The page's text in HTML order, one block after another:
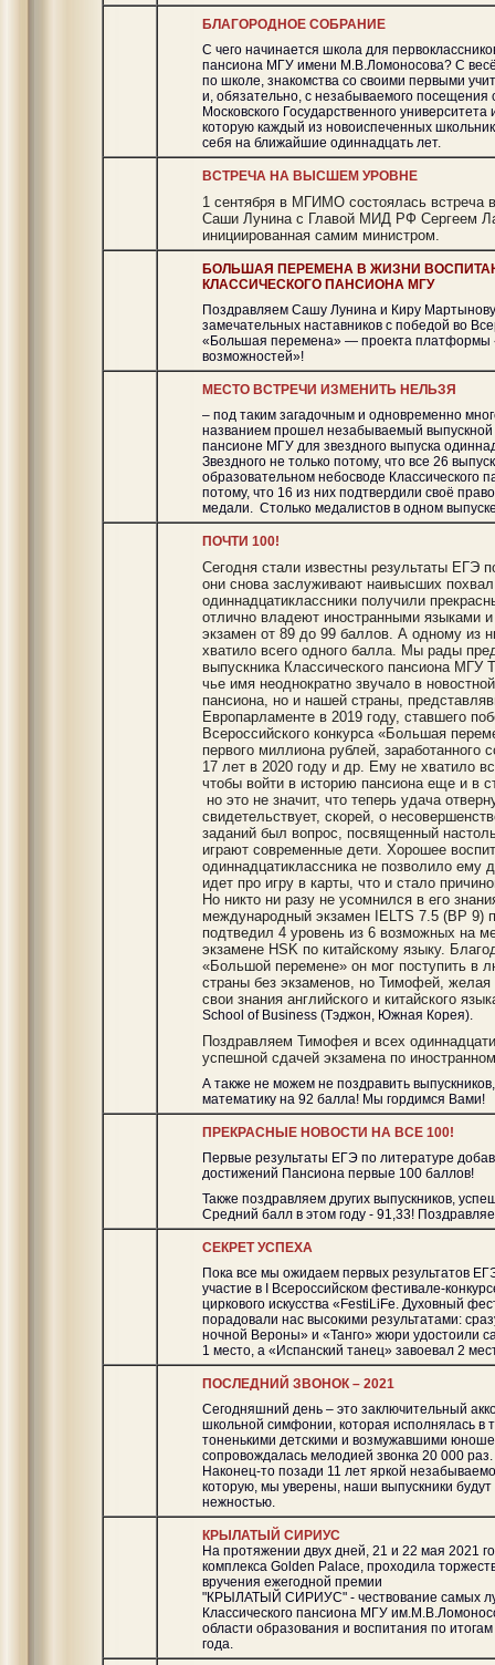
БЛАГОРОДНОЕ СОБРАНИЕ
С чего начинается школа для
пансиона МГУ имени М.В.Ломоносова? С
по школе, знакомства со своими первыми
и, обязательно, с незабываемого посещения
Московского Государственного
которую каждый из новоиспеченных
себя на ближайшие одиннадцать лет.
ВСТРЕЧА НА ВЫСШЕМ УРОВНЕ
1 сентября в МГИМО состоялась встреча
Саши Лунина с Главой МИД РФ Сергеем
инициированная самим министром.
БОЛЬШАЯ ПЕРЕМЕНА В ЖИЗНИ
КЛАССИЧЕСКОГО ПАНСИОНА МГУ
Поздравляем Сашу Лунина и Киру
замечательных наставников с победой во
«Большая перемена» — проекта платформы
возможностей»!
МЕСТО ВСТРЕЧИ ИЗМЕНИТЬ НЕЛЬЗЯ
– под таким загадочным и одновременно
названием прошел незабываемый выпускной
пансионе МГУ для звездного выпуска
Звездного не только потому, что все 26
образовательном небосводе Классического
потому, что 16 из них подтвердили своё
медали. Столько медалистов в одном
ПОЧТИ 100!
Сегодня стали известны результаты ЕГЭ
они снова заслуживают наивысших
одиннадцатиклассники получили
отлично владеют иностранными языками
экзамен от 89 до 99 баллов. А одному из
хватило всего одного балла. Мы рады
выпускника Классического пансиона МГУ
чье имя неоднократно звучало в
пансиона, но и нашей страны,
Европарламенте в 2019 году, ставшего
Всероссийского конкурса «Большая
первого миллиона рублей, заработанного
17 лет в 2020 году и др. Ему не хватило
чтобы войти в историю пансиона еще и в
но это не значит, что теперь удача
свидетельствует, скорей, о
заданий был вопрос, посвященный
играют современные дети. Хорошее
одиннадцатиклассника не позволило ему
идет про игру в карты, что и стало
Но никто ни разу не усомнился в его
международный экзамен IELTS 7.5 (BP 9)
подтведил 4 уровень из 6 возможных на
экзамене HSK по китайскому языку.
«Большой перемене» он мог поступить в
страны без экзаменов, но Тимофей, желая
свои знания английского и китайского
School of Business (Тэджон, Южная Корея).
Поздравляем Тимофея и всех
успешной сдачей экзамена по
А также не можем не поздравить
математику на 92 балла! Мы гордимся Вами!
ПРЕКРАСНЫЕ НОВОСТИ НА ВСЕ 100!
Первые результаты ЕГЭ по литературе
достижений Пансиона первые 100 баллов!
Также поздравляем других выпускников,
Средний балл в этом году - 91,33!
СЕКРЕТ УСПЕХА
Пока все мы ожидаем первых результатов
участие в I Всероссийском фестивале-
циркового искусства «FestiLiFe. Духовный
порадовали нас высокими результатами:
ночной Вероны» и «Танго» жюри удостоили
1 место, а «Испанский танец» завоевал 2
ПОСЛЕДНИЙ ЗВОНОК – 2021
Сегодняшний день – это заключительный
школьной симфонии, которая исполнялась в
тоненькими детскими и возмужавшими
сопровождалась мелодией звонка 20 000 раз.
Наконец-то позади 11 лет яркой
которую, мы уверены, наши выпускники
нежностью.
КРЫЛАТЫЙ СИРИУС
На протяжении двух дней, 21 и 22 мая 2021
комплекса Golden Palace, проходила
вручения ежегодной премии
"КРЫЛАТЫЙ СИРИУС" - чествование самых
Классического пансиона МГУ
области образования и воспитания по
года.